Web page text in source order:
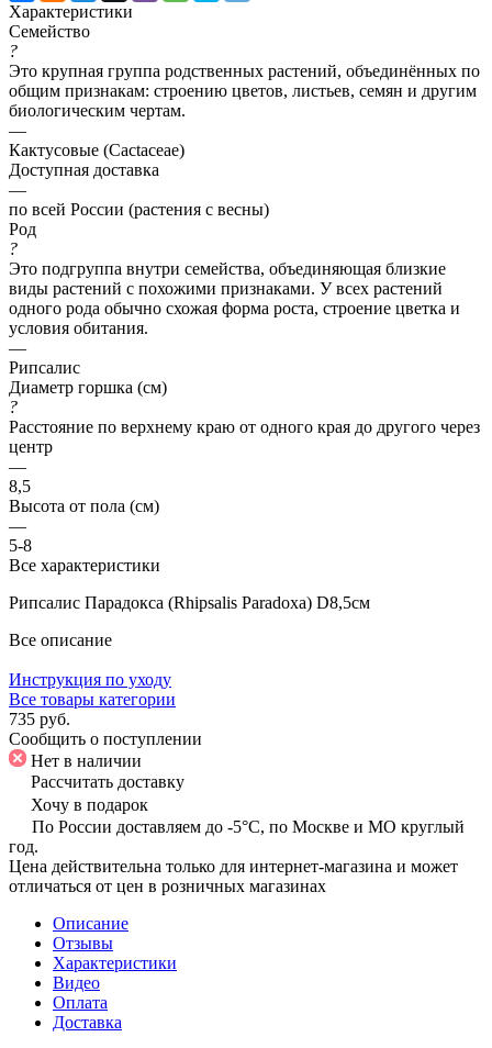
Характеристики
Семейство
?
Это крупная группа родственных растений, объединённых по
общим признакам: строению цветов, листьев, семян и другим
биологическим чертам.
—
Кактусовые (Cactaceae)
Доступная доставка
—
по всей России (растения с весны)
Род
?
Это подгруппа внутри семейства, объединяющая близкие
виды растений с похожими признаками. У всех растений
одного рода обычно схожая форма роста, строение цветка и
условия обитания.
—
Рипсалис
Диаметр горшка (см)
?
Расстояние по верхнему краю от одного края до другого через
центр
—
8,5
Высота от пола (см)
—
5-8
Все характеристики
Рипсалис Парадокса (Rhipsalis Paradoxa) D8,5см
Все описание
Инструкция по уходу
Все товары категории
735 руб.
Сообщить о поступлении
Нет в наличии
Рассчитать доставку
Хочу в подарок
По России доставляем до -5°C, по Москве и МО круглый
год.
Цена действительна только для интернет-магазина и может
отличаться от цен в розничных магазинах
Описание
Отзывы
Характеристики
Видео
Оплата
Доставка